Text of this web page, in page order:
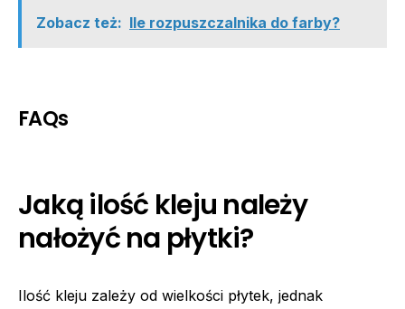
Zobacz też: Ile rozpuszczalnika do farby?
FAQs
Jaką ilość kleju należy
nałożyć na płytki?
Ilość kleju zależy od wielkości płytek, jednak